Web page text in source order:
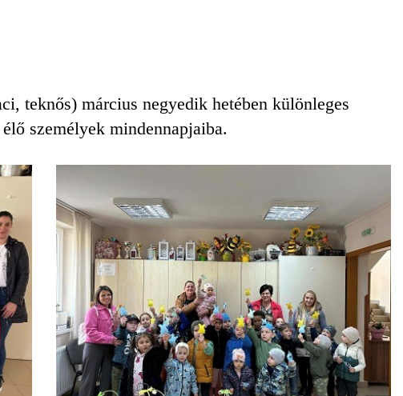
teknős) március negyedik hetében különleges
személyek mindennapjaiba.